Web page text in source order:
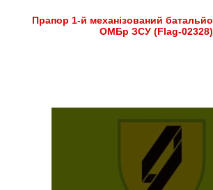
Прапор 1-й механізований
ОМБр ЗСУ (Flag-02328)